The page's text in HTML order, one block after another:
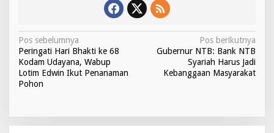
N
a
v
a
Pos sebelumnya
Peringati Hari Bhakti ke 68
Kodam Udayana, Wabup
Lotim Edwin Ikut Penanaman
Pohon
Pos berikutnya
Gubernur NTB: Bank NTB
Syariah Harus Jadi
Kebanggaan Masyarakat